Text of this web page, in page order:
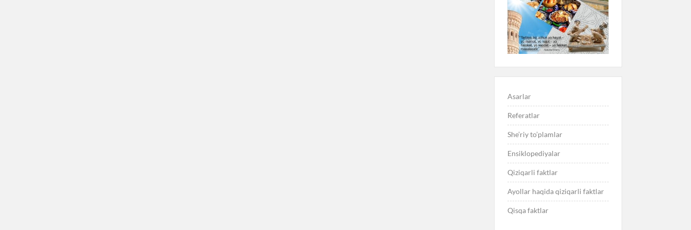
Asarlar
Referatlar
She’riy to’plamlar
Ensiklopediyalar
Qiziqarli faktlar
Ayollar haqida qiziqarli faktlar
Qisqa faktlar